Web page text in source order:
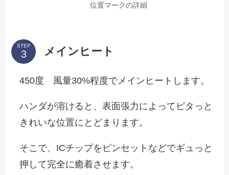
位置マークの詳細
STEP メインヒート
450度 風量30%程度でメインヒートします。
ハンダが溶けると、表面張力によってピタっと
きれいな位置にとどまります。
そこで、ICチップをピンセットなどでギュっと
押して完全に癒着させます。